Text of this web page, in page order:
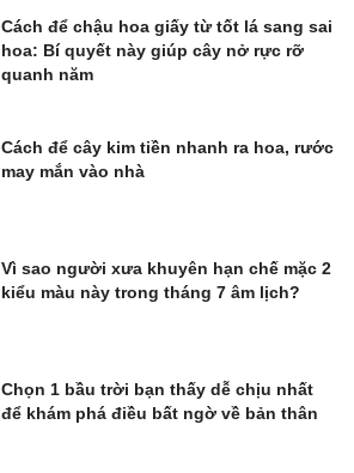
Cách để chậu hoa giấy từ tốt lá sang sai
hoa: Bí quyết này giúp cây nở rực rỡ
quanh năm
Cách để cây kim tiền nhanh ra hoa, rước
may mắn vào nhà
Vì sao người xưa khuyên hạn chế mặc 2
kiểu màu này trong tháng 7 âm lịch?
Chọn 1 bầu trời bạn thấy dễ chịu nhất
để khám phá điều bất ngờ về bản thân